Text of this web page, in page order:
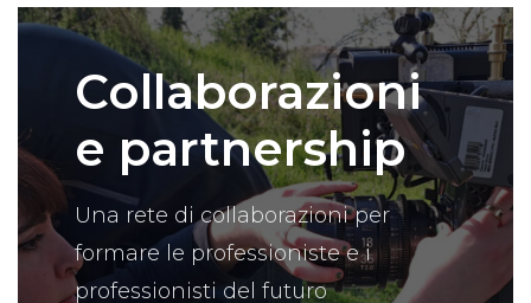
Collaborazioni
e partnership
Una rete di collaborazioni per
formare le professioniste e i
professionisti del futuro